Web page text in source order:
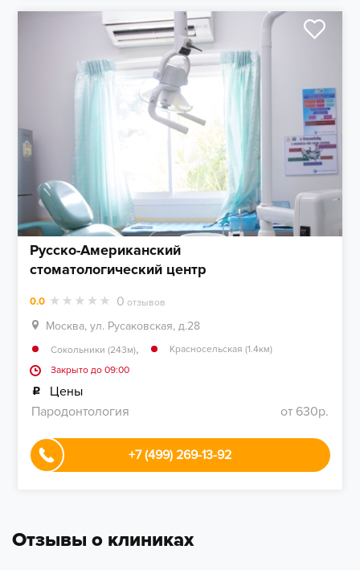
Русско-Американский
стоматологический центр
0.0 0 отзывов
Москва, ул. Русаковская, д.28
Сокольники (243м),
Красносельская (1.4км)
Закрыто до 09:00
Цены
Пародонтология
от 630р.
+7 (499) 269-13-92
Отзывы о клиниках